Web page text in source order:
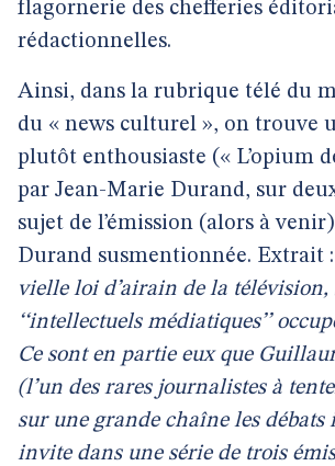
flagornerie des chefferies
rédactionnelles.
Ainsi, dans la rubrique télé du
du « news culturel », on trouve
plutôt enthousiaste (« L’opium
par Jean-Marie Durand, sur
sujet de l’émission (alors à
Durand susmentionnée. Extrait :
vielle loi d’airain de la télévision,
‘‘intellectuels médiatiques’’
Ce sont en partie eux que
(l’un des rares journalistes à
sur une grande chaîne les débats
invite dans une série de trois